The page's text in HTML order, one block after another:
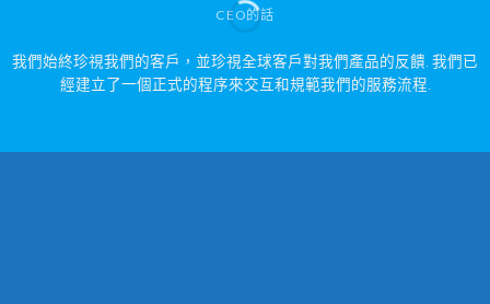
CEO的話
我們始終珍視我們的客戶，並珍視全球客戶對我們產品的反饋. 我們已
經建立了一個正式的程序來交互和規範我們的服務流程.